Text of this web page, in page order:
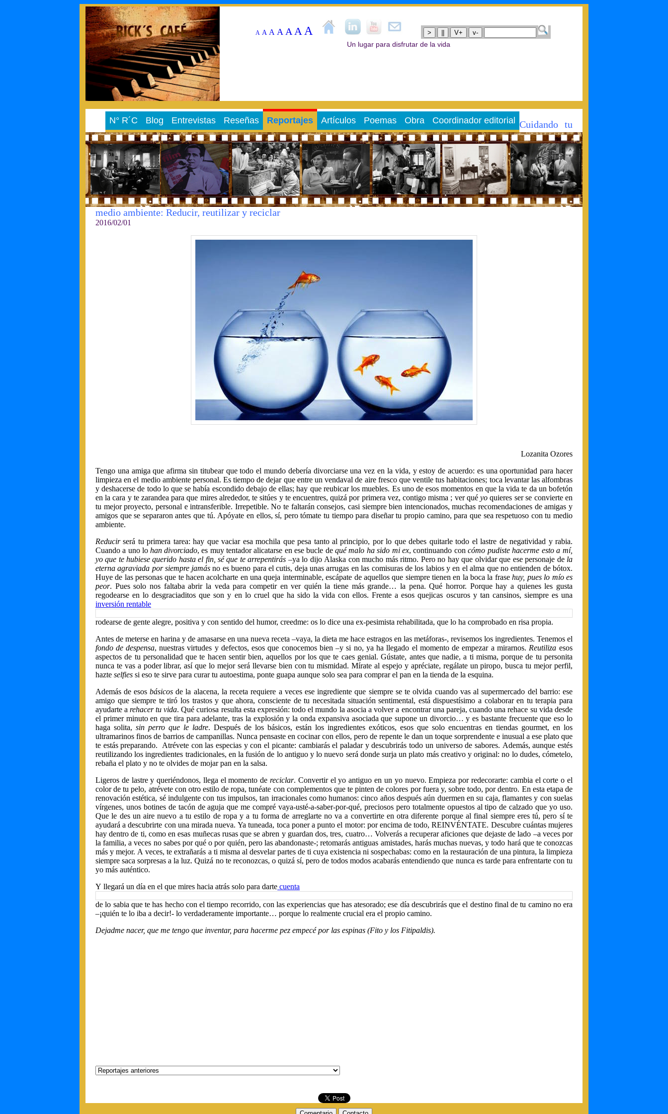
A A A A A A A > V+ v-
Un lugar para disfrutar de la vida
N° R´C Blog Entrevistas Reseñas Reportajes Artículos Poemas Obra Coordinador editorial Cuidando tu
medio ambiente: Reducir, reutilizar y reciclar
2016/02/01
Lozanita Ozores
Tengo una amiga que afirma sin titubear que todo el mundo debería divorciarse una vez en la vida, y estoy de acuerdo: es una oportunidad para hacer
limpieza en el medio ambiente personal. Es tiempo de dejar que entre un vendaval de aire fresco que ventile tus habitaciones; toca levantar las alfombras
y deshacerse de todo lo que se había escondido debajo de ellas; hay que reubicar los muebles. Es uno de esos momentos en que la vida te da un bofetón
en la cara y te zarandea para que mires alrededor, te sitúes y te encuentres, quizá por primera vez, contigo misma ; ver qué yo quieres ser se convierte en
tu mejor proyecto, personal e intransferible. Irrepetible. No te faltarán consejos, casi siempre bien intencionados, muchas recomendaciones de amigas y
amigos que se separaron antes que tú. Apóyate en ellos, sí, pero tómate tu tiempo para diseñar tu propio camino, para que sea respetuoso con tu medio
ambiente.
Reducirserá tu primera tarea: hay que vaciar esa mochila que pesa tanto al principio, por lo que debes quitarle todo el lastre de negatividad y rabia.
Cuando a uno lo han divorciado, es muy tentador alicatarse en ese bucle de qué malo ha sido mi ex, continuando con cómo pudiste hacerme esto a mí,
yo que te hubiese querido hasta el fin, sé que te arrepentirás –ya lo dijo Alaska con mucho más ritmo. Pero no hay que olvidar que ese personaje de la
eterna agraviada por siempre jamás no es bueno para el cutis, deja unas arrugas en las comisuras de los labios y en el alma que no entienden de bótox.
Huye de las personas que te hacen acolcharte en una queja interminable, escápate de aquellos que siempre tienen en la boca la frase huy, pues lo mío es
peor. Pues solo nos faltaba abrir la veda para competir en ver quién la tiene más grande… la pena. Qué horror. Porque hay a quienes les gusta
regodearse en lo desgraciaditos que son y en lo cruel que ha sido la vida con ellos. Frente a esos quejicas oscuros y tan cansinos, siempre es una
inversión rentable
rodearse de gente alegre, positiva y con sentido del humor, creedme: os lo dice una ex-pesimista rehabilitada, que lo ha comprobado en risa propia.
Antes de meterse en harina y de amasarse en una nueva receta –vaya, la dieta me hace estragos en las metáforas-, revisemos los ingredientes. Tenemos el
fondo de despensa, nuestras virtudes y defectos, esos que conocemos bien –y si no, ya ha llegado el momento de empezar a mirarnos. Reutiliza esos
aspectos de tu personalidad que te hacen sentir bien, aquellos por los que te caes genial. Gústate, antes que nadie, a ti misma, porque de tu personita
nunca te vas a poder librar, así que lo mejor será llevarse bien con tu mismidad. Mírate al espejo y apréciate, regálate un piropo, busca tu mejor perfil,
hazte selfies si eso te sirve para curar tu autoestima, ponte guapa aunque solo sea para comprar el pan en la tienda de la esquina.
Además de esos básicos de la alacena, la receta requiere a veces ese ingrediente que siempre se te olvida cuando vas al supermercado del barrio: ese
amigo que siempre te tiró los trastos y que ahora, consciente de tu necesitada situación sentimental, está dispuestísimo a colaborar en tu terapia para
ayudarte a rehacer tu vida. Qué curiosa resulta esta expresión: todo el mundo la asocia a volver a encontrar una pareja, cuando una rehace su vida desde
el primer minuto en que tira para adelante, tras la explosión y la onda expansiva asociada que supone un divorcio… y es bastante frecuente que eso lo
haga solita, sin perro que le ladre. Después de los básicos, están los ingredientes exóticos, esos que solo encuentras en tiendas gourmet, en los
ultramarinos finos de barrios de campanillas. Nunca pensaste en cocinar con ellos, pero de repente le dan un toque sorprendente e inusual a ese plato que
te estás preparando.
Atrévete con las especias y con el picante: cambiarás el paladar y descubrirás todo un universo de sabores. Además, aunque estés
reutilizando los ingredientes tradicionales, en la fusión de lo antiguo y lo nuevo será donde surja un plato más creativo y original: no lo dudes, cómetelo,
rebaña el plato y no te olvides de mojar pan en la salsa.
Ligeros de lastre y queriéndonos, llega el momento de reciclar. Convertir el yo antiguo en un yo nuevo. Empieza por redecorarte: cambia el corte o el
color de tu pelo, atrévete con otro estilo de ropa, tunéate con complementos que te pinten de colores por fuera y, sobre todo, por dentro. En esta etapa de
renovación estética, sé indulgente con tus impulsos, tan irracionales como humanos: cinco años después aún duermen en su caja, flamantes y con suelas
vírgenes, unos botines de tacón de aguja que me compré vaya-usté-a-saber-por-qué, preciosos pero totalmente opuestos al tipo de calzado que yo uso.
Que le des un aire nuevo a tu estilo de ropa y a tu forma de arreglarte no va a convertirte en otra diferente porque al final siempre eres tú, pero sí te
ayudará a descubrirte con una mirada nueva. Ya tuneada, toca poner a punto el motor: por encima de todo, REINVÉNTATE. Descubre cuántas mujeres
hay dentro de ti, como en esas muñecas rusas que se abren y guardan dos, tres, cuatro… Volverás a recuperar aficiones que dejaste de lado –a veces por
la familia, a veces no sabes por qué o por quién, pero las abandonaste-; retomarás antiguas amistades, harás muchas nuevas, y todo hará que te conozcas
más y mejor. A veces, te extrañarás a ti misma al desvelar partes de ti cuya existencia ni sospechabas: como en la restauración de una pintura, la limpieza
siempre saca sorpresas a la luz. Quizá no te reconozcas, o quizá sí, pero de todos modos acabarás entendiendo que nunca es tarde para enfrentarte con tu
yo más auténtico.
Y llegará un día en el que mires hacia atrás solo para darte cuenta
de lo sabia que te has hecho con el tiempo recorrido, con las experiencias que has atesorado; ese día descubrirás que el destino final de tu camino no era
–¡quién te lo iba a decir!- lo verdaderamente importante… porque lo realmente crucial era el propio camino.
Dejadme nacer, que me tengo que inventar, para hacerme pez empecé por las espinas (Fito y los Fitipaldis).